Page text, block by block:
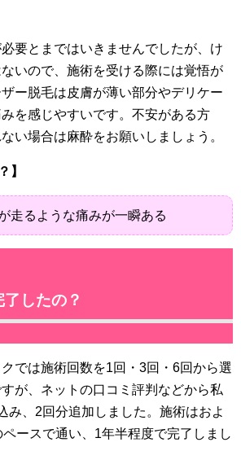
要とまではいきませんでしたが、け
いので、施術を受ける際には覚悟が
ー脱毛は皮膚が薄い部分やデリケー
を感じやすいです。不安がある方
い場合は麻酔をお願いしましょう。
】
走るような痛みが一瞬ある
したの？
では施術回数を1回・3回・6回から選
が、ネットの口コミ評判などから私
み、2回分追加しました。施術はおよ
ースで通い、1年半程度で完了しまし